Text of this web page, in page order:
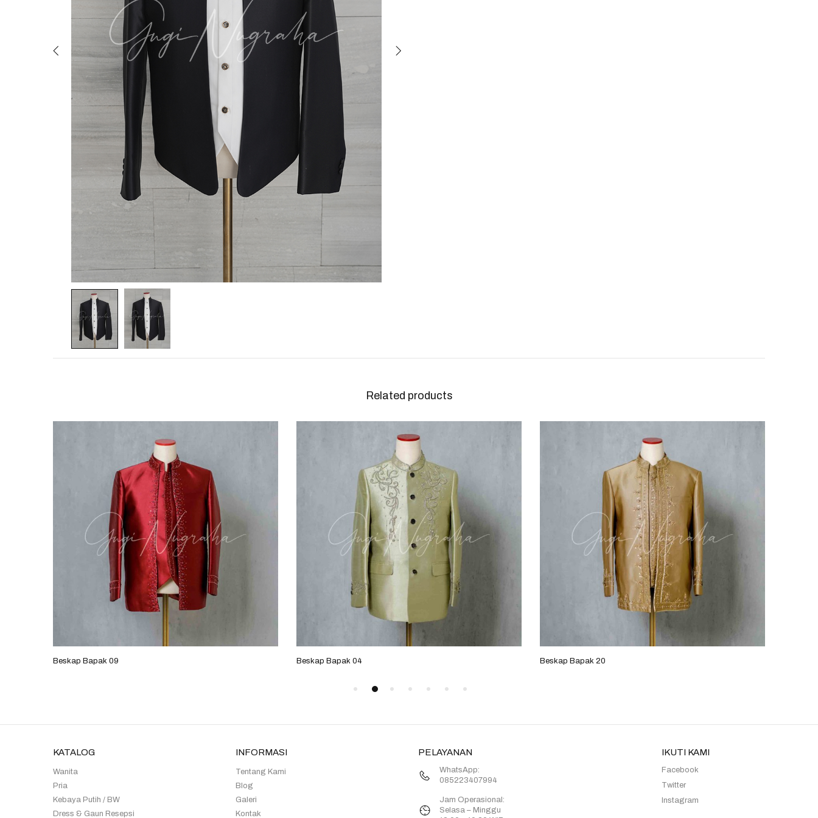
Related products
Beskap Bapak 09 Beskap Bapak 04 Beskap Bapak 20
KATALOG
Wanita
Pria
Kebaya Putih / BW
Dress & Gaun Resepsi
INFORMASI
Tentang Kami
Blog
Galeri
Kontak
PELAYANAN
WhatsApp:
085223407994
Jam Operasional:
Selasa – Minggu
IKUTI KAMI
Facebook
Twitter
Instagram